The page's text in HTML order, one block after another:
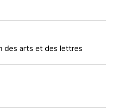
des arts et des lettres